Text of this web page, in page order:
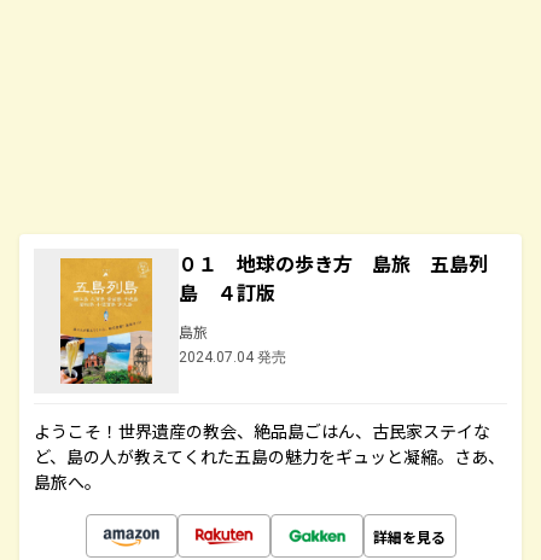
０１ 地球の歩き方 島旅 五島列
島 ４訂版
島旅
2024.07.04 発売
ようこそ！世界遺産の教会、絶品島ごはん、古民家ステイな
ど、島の人が教えてくれた五島の魅力をギュッと凝縮。さあ、
島旅へ。
詳細を見る